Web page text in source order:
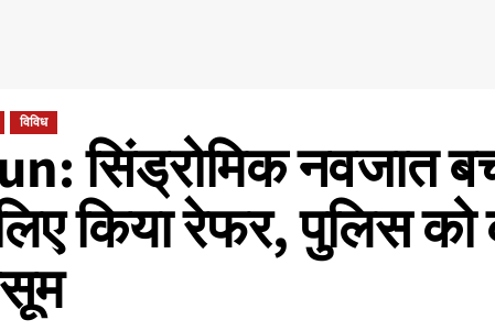
विविध
सिंड्रोमिक नवजात
किया रेफर, पुलिस